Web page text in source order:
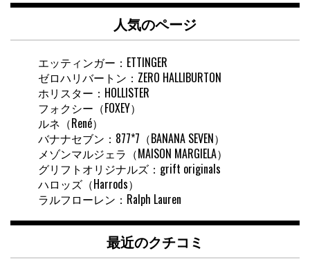
内
索
人気のページ
エッティンガー：ETTINGER
ゼロハリバートン：ZERO HALLIBURTON
ホリスター：HOLLISTER
フォクシー（FOXEY）
ルネ（René）
バナナセブン：877*7（BANANA SEVEN）
メゾンマルジェラ（MAISON MARGIELA）
グリフトオリジナルズ：grift originals
ハロッズ（Harrods）
ラルフローレン：Ralph Lauren
最近のクチコミ